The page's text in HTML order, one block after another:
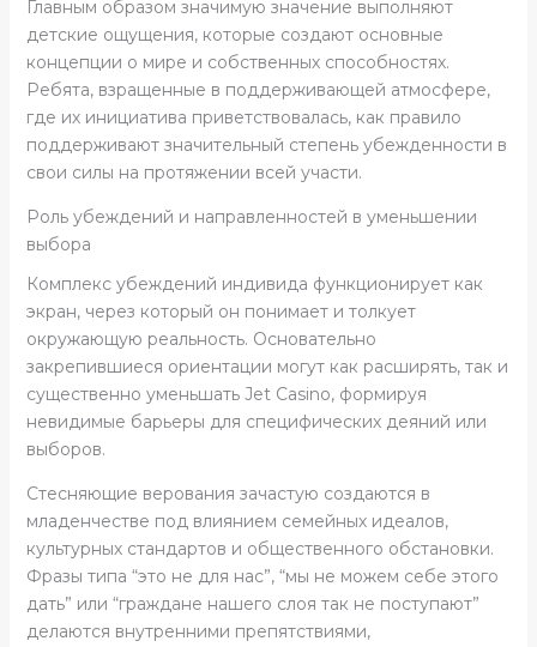
Главным образом значимую значение выполняют
детские ощущения, которые создают основные
концепции о мире и собственных способностях.
Ребята, взращенные в поддерживающей атмосфере,
где их инициатива приветствовалась, как правило
поддерживают значительный степень убежденности в
свои силы на протяжении всей участи.
Роль убеждений и направленностей в уменьшении
выбора
Комплекс убеждений индивида функционирует как
экран, через который он понимает и толкует
окружающую реальность. Основательно
закрепившиеся ориентации могут как расширять, так и
существенно уменьшать Jet Casino, формируя
невидимые барьеры для специфических деяний или
выборов.
Стесняющие верования зачастую создаются в
младенчестве под влиянием семейных идеалов,
культурных стандартов и общественного обстановки.
Фразы типа “это не для нас”, “мы не можем себе этого
дать” или “граждане нашего слоя так не поступают”
делаются внутренними препятствиями,